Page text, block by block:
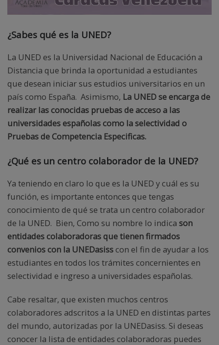
¿Sabes qué es la UNED?
La UNED es la Universidad Nacional de Educación a
Distancia que brinda la oportunidad a estudiantes
que desean iniciar sus estudios universitarios en un
país como España. Asimismo, La UNED se encarga de
realizar las conocidas pruebas de acceso a las
universidades españolas como la selectividad o
Pruebas de Competencia Especificas.
¿Qué es un centro colaborador de la UNED?
Ya teniendo en claro lo que es la UNED y cuál es su
función, es importante entonces que tengas
conocimiento de qué se trata un centro colaborador
de la UNED. Bien, Como su nombre lo indica son
entidades colaboradoras que tienen firmados
convenios con la UNEDasisscon el fin de ayudar a los
estudiantes en todos los trámites concernientes en
selectividad e ingreso a universidades españolas.
Cabe resaltar, que existen muchos centros
colaboradores adscritos a la UNED en distintas partes
del mundo, autorizadas por la UNEDasiss. Si deseas
conocer la lista de entidades colaboradoras puedes